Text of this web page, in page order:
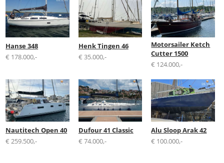
Hanse 348
€ 178.000,-
Henk Tingen 46
€ 35.000,-
Motorsailer Ketch
Cutter 1500
€ 124.000,-
Nautitech Open 40
€ 259.500,-
Dufour 41 Classic
€ 74.000,-
Alu Sloop Arak 42
€ 100.000,-